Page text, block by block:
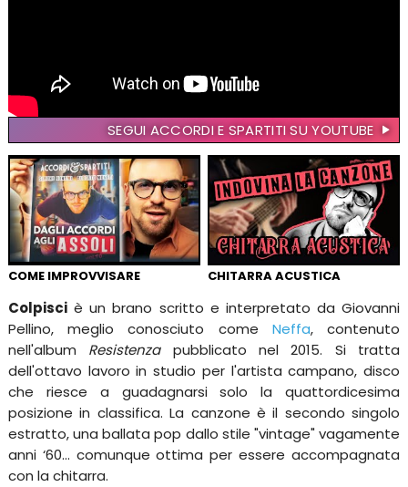
SEGUI ACCORDI E SPARTITI SU YOUTUBE
COME IMPROVVISARE CHITARRA ACUSTICA
Colpisciè un brano scritto e interpretato da Giovanni
Pellino, meglio conosciuto come Neffa, contenuto
nell'album Resistenzapubblicato nel 2015. Si tratta
dell'ottavo lavoro in studio per l'artista campano, disco
che riesce a guadagnarsi solo la quattordicesima
posizione in classifica. La canzone è il secondo singolo
estratto, una ballata pop dallo stile "vintage" vagamente
anni ‘60... comunque ottima per essere accompagnata
con la chitarra.